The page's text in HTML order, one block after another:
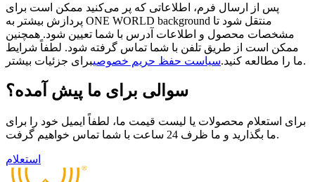
پس از ارسال فرم، اطلاعاتی که پر می‌کنید ممکن است برای
پردازش بیشتر به ONE WORLD background منتقل شود تا
مشخصات محصول و اطلاعات آدرس با شما تعیین شود. همچنین
ممکن است از طریق تلفن با شما تماس گرفته شود. لطفاً شرایط
ما را مطالعه کنید.سیاست حفظ حریم خصوصی برای جزئیات بیشتر.
سوالی برای ما پیش آمده؟
برای استعلام محصولات یا لیست قیمت ما، لطفاً ایمیل خود را برای
ما بگذارید و ما ظرف 24 ساعت با شما تماس خواهیم گرفت.
استعلام